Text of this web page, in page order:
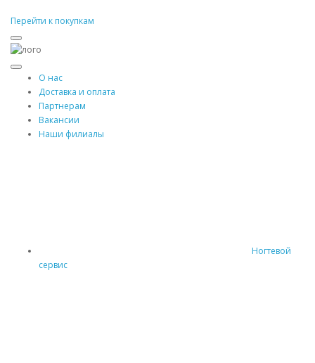
Перейти к покупкам
О нас
Доставка и оплата
Партнерам
Вакансии
Наши филиалы
Ногтевой
сервис